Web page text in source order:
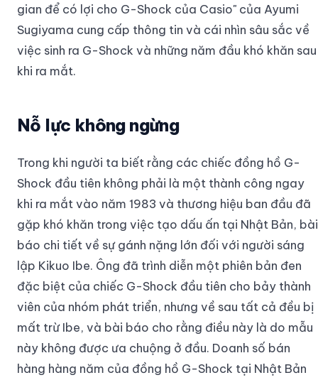
gian để có lợi cho G-Shock của Casio" của Ayumi
Sugiyama cung cấp thông tin và cái nhìn sâu sắc về
việc sinh ra G-Shock và những năm đầu khó khăn sau
khi ra mắt.
Nỗ lực không ngừng
Trong khi người ta biết rằng các chiếc đồng hồ G-
Shock đầu tiên không phải là một thành công ngay
khi ra mắt vào năm 1983 và thương hiệu ban đầu đã
gặp khó khăn trong việc tạo dấu ấn tại Nhật Bản, bài
báo chi tiết về sự gánh nặng lớn đối với người sáng
lập Kikuo Ibe. Ông đã trình diễn một phiên bản đen
đặc biệt của chiếc G-Shock đầu tiên cho bảy thành
viên của nhóm phát triển, nhưng về sau tất cả đều bị
mất trừ Ibe, và bài báo cho rằng điều này là do mẫu
này không được ưa chuộng ở đầu. Doanh số bán
hàng hàng năm của đồng hồ G-Shock tại Nhật Bản